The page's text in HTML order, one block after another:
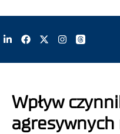
Wpływ